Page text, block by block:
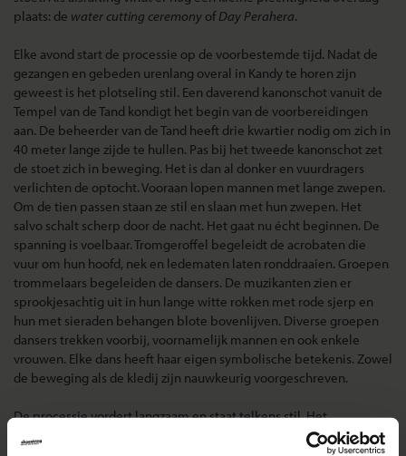
plaats: de water cutting ceremony ofDay Perahera.
Elke avond start de processie op de voorbestemde tijd. Nadat de
gezangen en gebeden urenlang overal in Kandy te horen zijn
geweest is het plotseling stil. Een daverend kanonschot vanuit de
Tempel van de Tand kondigt het begin van de voorbereidingen
aan. De beheerder van de Tand heeft drie kwartier nodig om zich in
40 meter lange zijde te hullen. Pas bij het tweede kanonschot zet
de stoet zich in beweging. Het is dan al donker en vuurdragers
verlichten de optocht. Vooraan lopen mannen met lange zwepen.
Om de tien passen staan ze stil en slaan met hun zwepen. Het
salvo schalt scherp door de nacht. Het gaat nu écht beginnen. De
spanning is voelbaar. Tromgeroffel begeleidt de acrobaten die
vuur om hun hoofd, nek en ledematen laten ronddraaien. Groepen
trommelaars begeleiden de dansers. De muzikanten zien er
sprookjesachtig uit in hun lange witte rokken met rode sjerp en
hun met sieraden behangen blote bovenlijven. Diverse groepen
dansers trekken voorbij, voornamelijk mannen en ook enkele
vrouwen. Elke dans heeft haar eigen symbolische betekenis. Zowel
de beweging als de kledij zijn nauwkeurig voorgeschreven.
De processie vordert langzaam en staat telkens stil. Het
tromgeroffel zwelt aan en uit de groep dansers maken zich